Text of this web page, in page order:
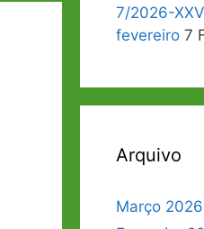
7/2026-
fevereiro 7
Arquivo
Março 2026